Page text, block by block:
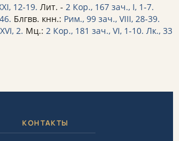
12-19. Лит. - 2 Кор., 167 зач., I, 1-7.
Блгвв. кнн.: Рим., 99 зач., VIII, 28-39.
2. Мц.: 2 Кор., 181 зач., VI, 1-10. Лк., 33
КОНТАКТЫ